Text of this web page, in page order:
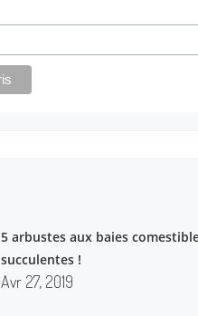
5 arbustes aux baies
succulentes !
Avr 27, 2019